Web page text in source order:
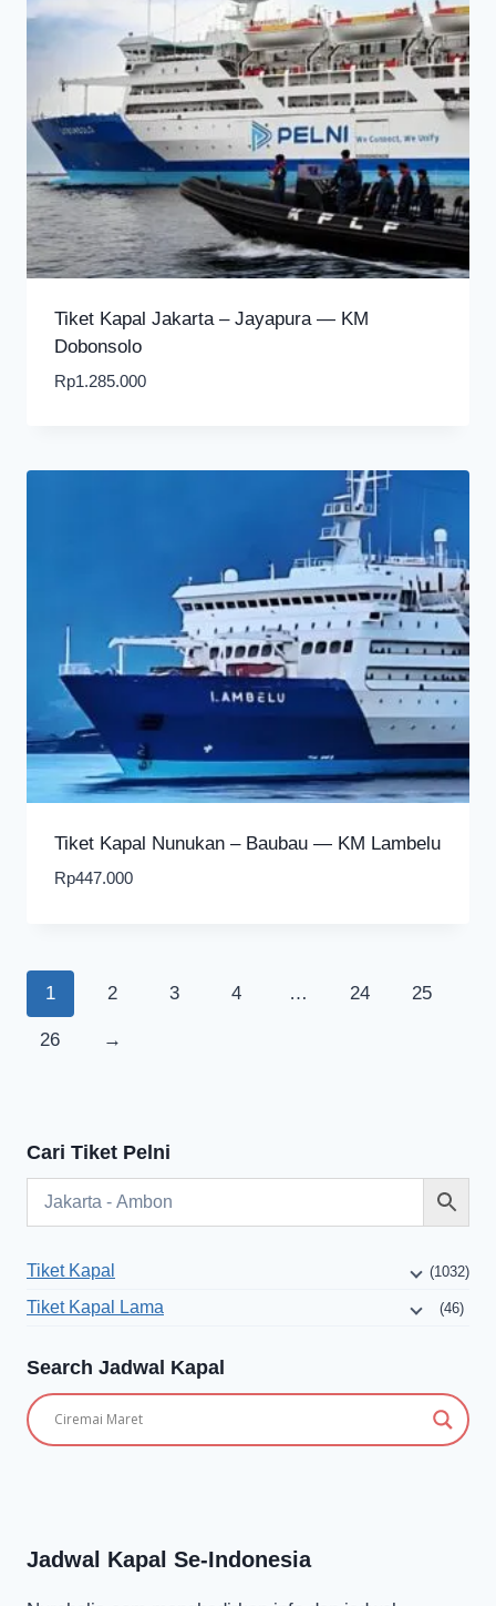
Tiket Kapal Jakarta – Jayapura — KM
Dobonsolo
Rp1.285.000
Tiket Kapal Nunukan – Baubau — KM Lambelu
Rp447.000
1 2 3 4 … 24 25
26 →
Cari Tiket Pelni
Tiket Kapal (1032)
Tiket Kapal Lama (46)
Search Jadwal Kapal
Jadwal Kapal Se-Indonesia